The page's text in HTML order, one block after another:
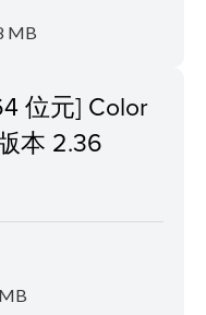
MB
位元] Color
本 2.36